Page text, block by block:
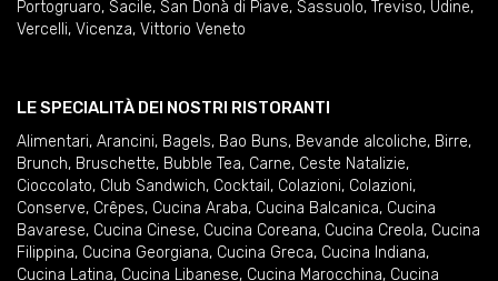
Portogruaro, Sacile, San Donà di Piave, Sassuolo, Treviso, Udine,
Vercelli, Vicenza, Vittorio Veneto
LE SPECIALITÀ DEI NOSTRI RISTORANTI
Alimentari, Arancini, Bagels, Bao Buns, Bevande alcoliche, Birre,
Brunch, Bruschette, Bubble Tea, Carne, Ceste Natalizie,
Cioccolato, Club Sandwich, Cocktail , Colazioni, Colazioni,
Conserve, Crêpes, Cucina Araba, Cucina Balcanica, Cucina
Bavarese, Cucina Cinese, Cucina Coreana, Cucina Creola, Cucina
Filippina, Cucina Georgiana, Cucina Greca, Cucina Indiana,
Cucina Latina, Cucina Libanese, Cucina Marocchina, Cucina